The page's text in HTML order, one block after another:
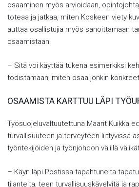
osaaminen myös arvioidaan,
toteaa ja jatkaa, miten Koskeen viety
auttaa osallistujia myös sanoittamaan
osaamistaan.
– Sitä voi käyttää tukena esimerkiksi
todistamaan, miten osaa jonkin
OSAAMISTA KARTTUU LÄPI
Työsuojeluvaltuutettuna Maarit Kuikka
turvallisuuteen ja terveyteen liittyvissä
työntekijöiden ja työnjohdon välillä
– Käyn läpi Postissa tapahtuneita
tilanteita, teen turvallisuuskävelyitä ja